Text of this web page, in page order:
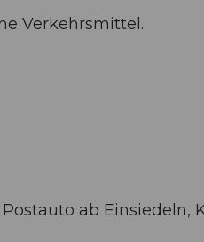
Verkehrsmittel.
ab Einsiedeln,